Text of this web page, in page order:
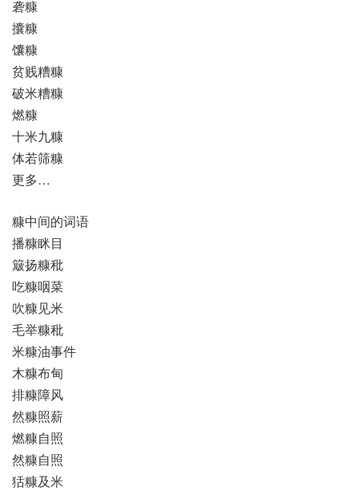
砻糠
攮糠
馕糠
贫贱糟糠
破米糟糠
燃糠
十米九糠
体若筛糠
更多…
糠中间的词语
播糠眯目
簸扬糠秕
吃糠咽菜
吹糠见米
毛举糠秕
米糠油事件
木糠布甸
排糠障风
然糠照薪
燃糠自照
然糠自照
狧糠及米